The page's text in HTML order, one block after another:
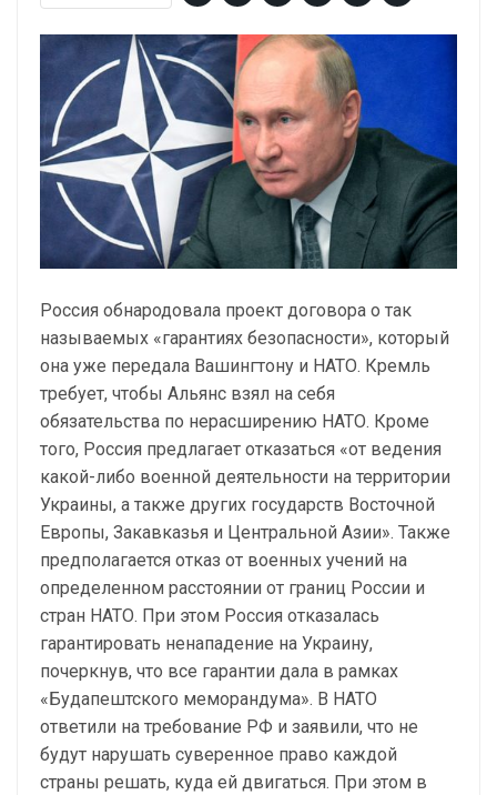
Россия обнародовала проект договора о так
называемых «гарантиях безопасности», который
она уже передала Вашингтону и НАТО. Кремль
требует, чтобы Альянс взял на себя
обязательства по нерасширению НАТО. Кроме
того, Россия предлагает отказаться «от ведения
какой-либо военной деятельности на территории
Украины, а также других государств Восточной
Европы, Закавказья и Центральной Азии». Также
предполагается отказ от военных учений на
определенном расстоянии от границ России и
стран НАТО. При этом Россия отказалась
гарантировать ненападение на Украину,
почеркнув, что все гарантии дала в рамках
«Будапештского меморандума». В НАТО
ответили на требование РФ и заявили, что не
будут нарушать суверенное право каждой
страны решать, куда ей двигаться. При этом в